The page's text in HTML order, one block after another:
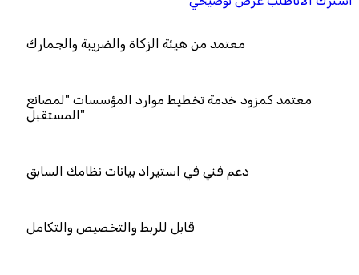
من هيئة الزكاة والضريبة والجمارك
تخطيط موارد المؤسسات "لمصانع
فني في استيراد بيانات نظامك السابق
قابل للربط والتخصيص والتكامل